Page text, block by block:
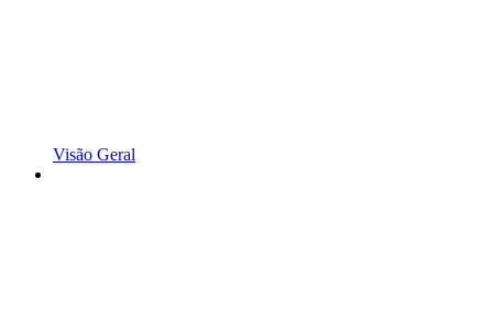
Visão Geral